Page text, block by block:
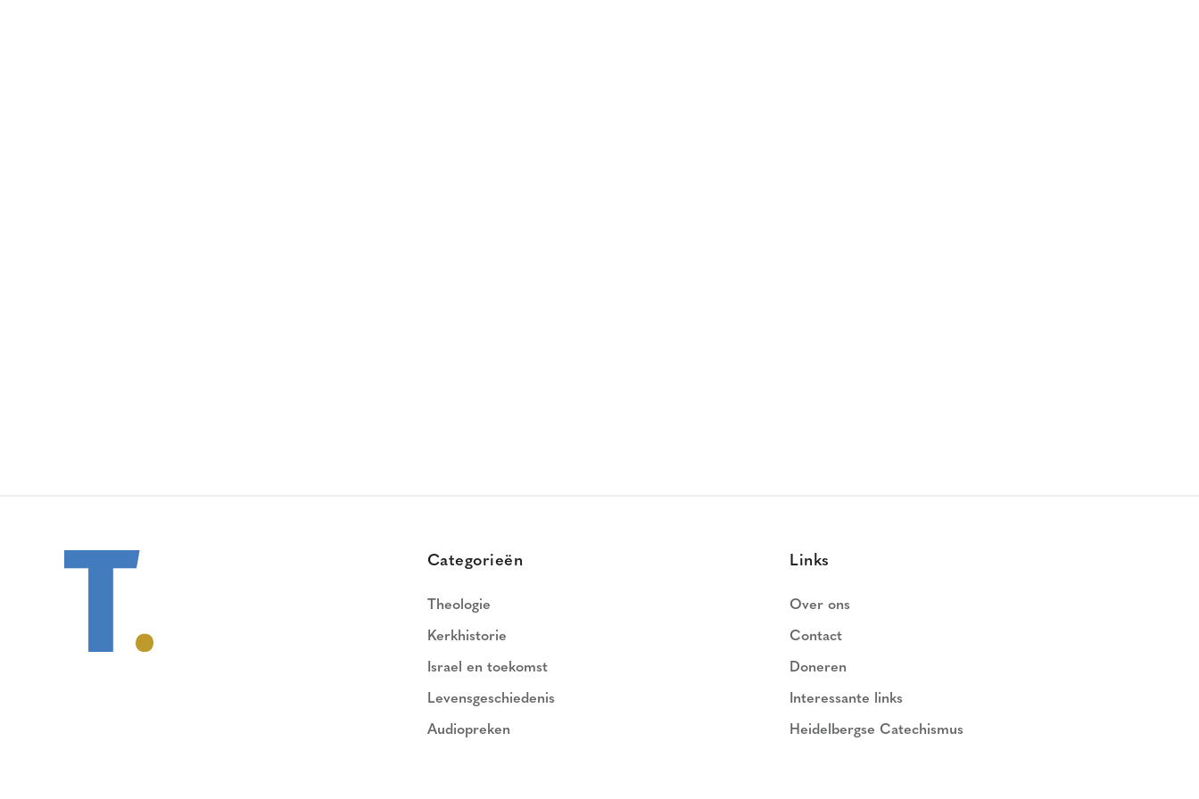
Categorieën
Theologie
Kerkhistorie
Israel en toekomst
Levensgeschiedenis
Audiopreken
Links
Over ons
Contact
Doneren
Interessante links
Heidelbergse Catechismus